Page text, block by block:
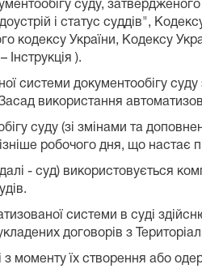
суду,
і статус суддів",
кодексу України, Кодексу
Інструкція ).
системи документообігу
використання
суду (зі змінами та
робочого дня, що настає
- суд) використовується
системи в суді
договорів з
з моменту їх створення або